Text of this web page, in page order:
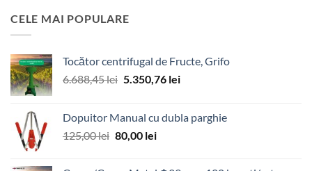
fost:
285,87 lei.
CELE MAI POPULARE
Tocător centrifugal de Fructe, Grifo
6.688,45lei Prețul
fost:
6.688,45 lei.
5.350,76 leiPrețul
5.350,76 lei.
Dopuitor Manual cu dubla parghie
125,00lei Prețul
80,00 leiPrețul